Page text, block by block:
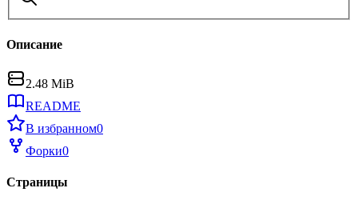
Описание
2.48 MiB
README
В избранном0
Форки0
Страницы